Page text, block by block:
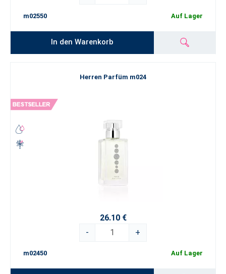
m02550 Auf Lager
In den Warenkorb
Herren Parfüm m024
26.10 €
-
+
m02450 Auf Lager